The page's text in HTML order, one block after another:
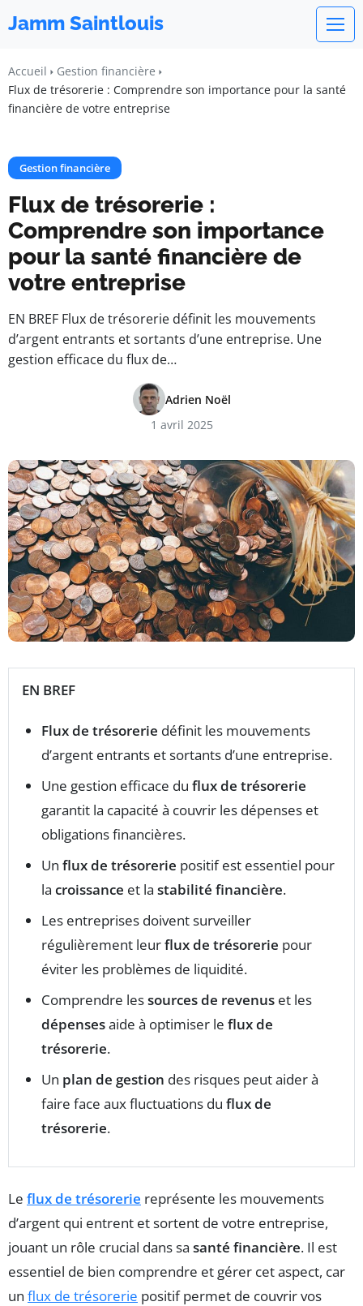
Jamm Saintlouis
Accueil
Gestion financière
Flux de trésorerie : Comprendre son importance pour la santé
financière de votre entreprise
Gestion financière
Flux de trésorerie :
Comprendre son importance
pour la santé financière de
votre entreprise
EN BREF Flux de trésorerie définit les mouvements
d’argent entrants et sortants d’une entreprise. Une
gestion efficace du flux de…
Adrien Noël
1 avril 2025
EN BREF
Flux de trésorerie définit les mouvements
d’argent entrants et sortants d’une entreprise.
Une gestion efficace du flux de trésorerie
garantit la capacité à couvrir les dépenses et
obligations financières.
Un flux de trésorerie positif est essentiel pour
la croissance et la stabilité financière.
Les entreprises doivent surveiller
régulièrement leurflux de trésorerie pour
éviter les problèmes de liquidité.
Comprendre lessources de revenus et les
dépensesaide à optimiser le flux de
trésorerie.
Un plan de gestion des risques peut aider à
faire face aux fluctuations du flux de
trésorerie.
Le flux de trésorerie représente les mouvements
d’argent qui entrent et sortent de votre entreprise,
jouant un rôle crucial dans sa santé financière. Il est
essentiel de bien comprendre et gérer cet aspect, car
un flux de trésorerie positif permet de couvrir vos